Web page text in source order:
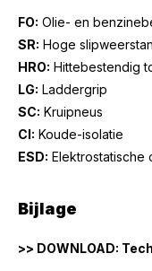
FO: Olie- en
SR: Hoge
HRO: Hittebestendig
LG: Laddergrip
SC: Kruipneus
CI: Koude-isolatie
ESD: Elektrostatische
Bijlage
>> DOWNLOAD: